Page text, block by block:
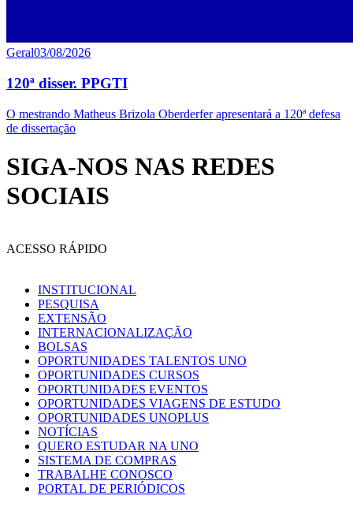
Geral03/08/2026
120ª disser. PPGTI
O mestrando Matheus Brizola Oberderfer apresentará a 120ª defesa
de dissertação
SIGA-NOS NAS REDES
SOCIAIS
ACESSO RÁPIDO
INSTITUCIONAL
PESQUISA
EXTENSÃO
INTERNACIONALIZAÇÃO
BOLSAS
OPORTUNIDADES TALENTOS UNO
OPORTUNIDADES CURSOS
OPORTUNIDADES EVENTOS
OPORTUNIDADES VIAGENS DE ESTUDO
OPORTUNIDADES UNOPLUS
NOTÍCIAS
QUERO ESTUDAR NA UNO
SISTEMA DE COMPRAS
TRABALHE CONOSCO
PORTAL DE PERIÓDICOS